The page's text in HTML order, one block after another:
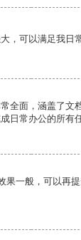
，可以满足我日
全面，涵盖了文
日常办公的所有
果一般，可以再